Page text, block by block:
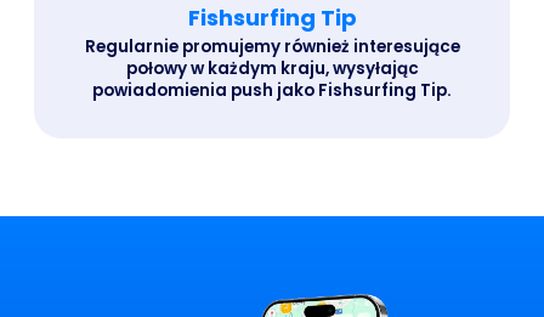
Fishsurfing Tip
Regularnie promujemy również interesujące
połowy w każdym kraju, wysyłając
powiadomienia push jako Fishsurfing Tip.